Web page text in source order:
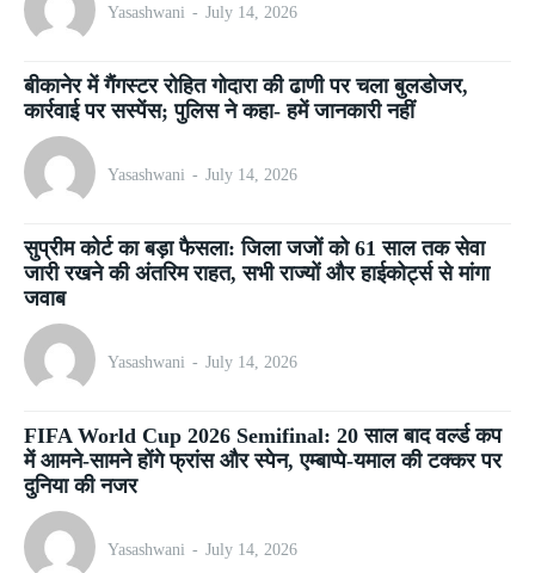
Yasashwani - July 14, 2026
बीकानेर में गैंगस्टर रोहित गोदारा की ढाणी पर चला बुलडोजर,
कार्रवाई पर सस्पेंस; पुलिस ने कहा- हमें जानकारी नहीं
Yasashwani - July 14, 2026
सुप्रीम कोर्ट का बड़ा फैसला: जिला जजों को 61 साल तक सेवा
जारी रखने की अंतरिम राहत, सभी राज्यों और हाईकोर्ट्स से मांगा
जवाब
Yasashwani - July 14, 2026
FIFA World Cup 2026 Semifinal: 20 साल बाद वर्ल्ड कप
में आमने-सामने होंगे फ्रांस और स्पेन, एम्बाप्पे-यमाल की टक्कर पर
दुनिया की नजर
Yasashwani - July 14, 2026